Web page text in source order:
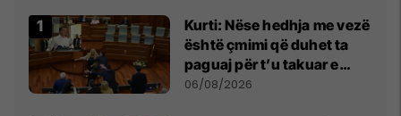
Kurti: Nëse hedhja me vezë
është çmimi që duhet ta
paguaj për t’u takuar e
bashkëbiseduar jam i
06/08/2026